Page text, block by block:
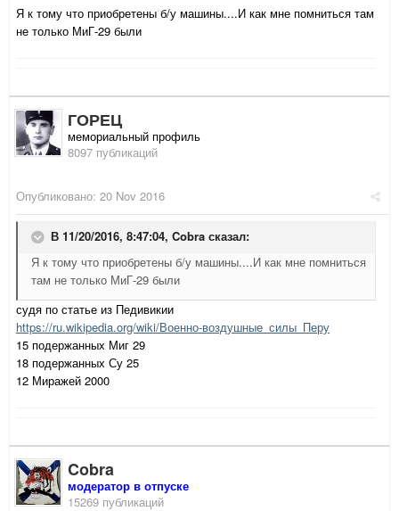
Я к тому что приобретены б/у машины....И как мне помниться там
не только МиГ-29 были
ГОРЕЦ
мемориальный профиль
8097 публикаций
Опубликовано: 20 Nov 2016
В 11/20/2016, 8:47:04, Cobra сказал:
Я к тому что приобретены б/у машины....И как мне помниться
там не только МиГ-29 были
судя по статье из Педивикии
https://ru.wikipedia.org/wiki/Военно-воздушные_силы_Перу
15 подержанных Миг 29
18 подержанных Су 25
12 Миражей 2000
Cobra
модератор в отпуске
15269 публикаций